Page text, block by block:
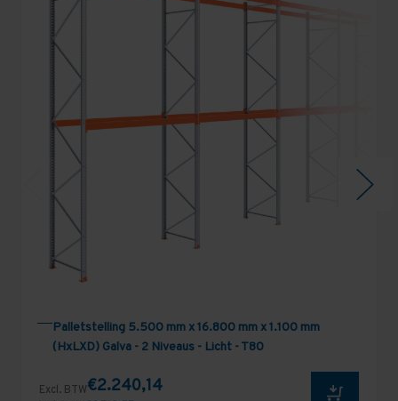
Palletstelling 5.500 mm x 16.800 mm x 1.100 mm
(HxLXD) Galva - 2 Niveaus - Licht - T80
Excl. BTW€2.240,14